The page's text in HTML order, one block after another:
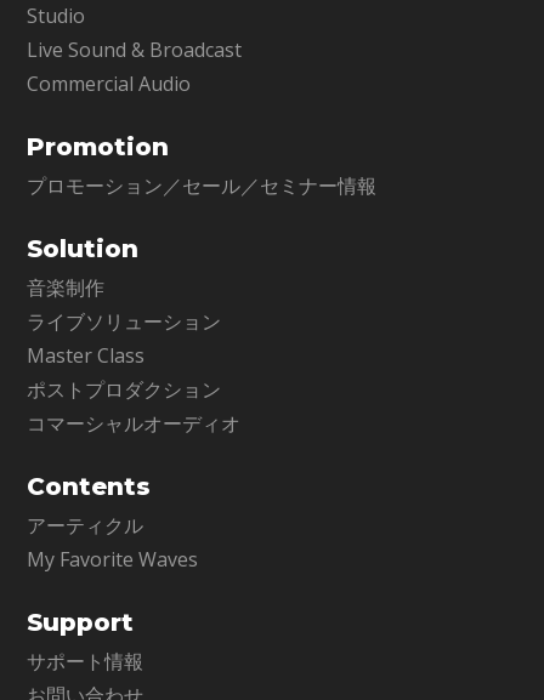
Studio
Live Sound & Broadcast
Commercial Audio
Promotion
プロモーション／セール／セミナー情報
Solution
音楽制作
ライブソリューション
Master Class
ポストプロダクション
コマーシャルオーディオ
Contents
アーティクル
My Favorite Waves
Support
サポート情報